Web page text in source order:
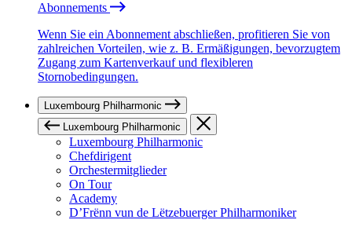
Abonnements
Wenn Sie ein Abonnement abschließen, profitieren Sie von
zahlreichen Vorteilen, wie z. B. Ermäßigungen, bevorzugtem
Zugang zum Kartenverkauf und flexibleren
Stornobedingungen.
Luxembourg Philharmonic
Luxembourg Philharmonic
Luxembourg Philharmonic
Chefdirigent
Orchestermitglieder
On Tour
Academy
D’Frënn vun de Lëtzebuerger Philharmoniker